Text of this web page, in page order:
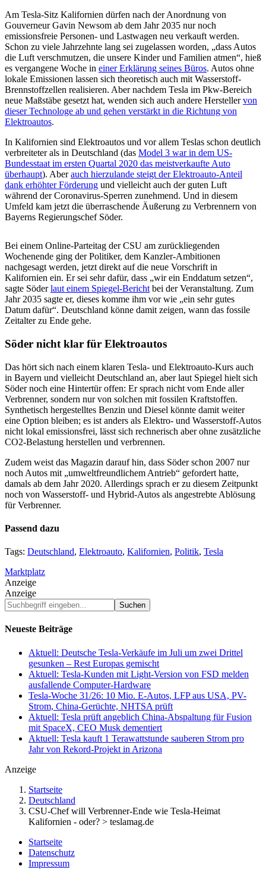
Am Tesla-Sitz Kalifornien dürfen nach der Anordnung von
Gouverneur Gavin Newsom ab dem Jahr 2035 nur noch
emissionsfreie Personen- und Lastwagen neu verkauft werden.
Schon zu viele Jahrzehnte lang sei zugelassen worden, „dass Autos
die Luft verschmutzen, die unsere Kinder und Familien atmen“, hieß
es vergangene Woche in einer Erklärung seines Büros. Autos ohne
lokale Emissionen lassen sich theoretisch auch mit Wasserstoff-
Brennstoffzellen realisieren. Aber nachdem Tesla im Pkw-Bereich
neue Maßstäbe gesetzt hat, wenden sich auch andere Herstellervon
dieser Technologe ab und gehen verstärkt in die Richtung von
Elektroautos.
In Kalifornien sind Elektroautos und vor allem Teslas schon deutlich
verbreiteter als in Deutschland (das Model 3 war in dem US-
Bundesstaat im ersten Quartal 2020 das meistverkaufte Auto
überhaupt). Aberauch hierzulande steigt der Elektroauto-Anteil
dank erhöhter Förderung und vielleicht auch der guten Luft
während der Coronavirus-Sperren zunehmend. Und in diesem
Umfeld kam jetzt die überraschende Äußerung zu Verbrennern von
Bayerns Regierungschef Söder.
Bei einem Online-Parteitag der CSU am zurückliegenden
Wochenende ging der Politiker, dem Kanzler-Ambitionen
nachgesagt werden, jetzt direkt auf die neue Vorschrift in
Kalifornien ein. Er sei sehr dafür, dass „wir ein Enddatum setzen“,
sagte Söderlaut einem Spiegel-Bericht bei der Veranstaltung. Zum
Jahr 2035 sagte er, dieses komme ihm vor wie „ein sehr gutes
Datum dafür“. Deutschland könne damit zeigen, wann das fossile
Zeitalter zu Ende gehe.
Söder nicht klar für Elektroautos
Das hört sich nach einem klaren Tesla- und Elektroauto-Kurs auch
in Bayern und vielleicht Deutschland an, aber laut Spiegel hielt sich
Söder noch eine Hintertür offen: Er sprach nicht vom Ende aller
Verbrenner, sondern nur von solchen mit fossilen Kraftstoffen.
Synthetisch hergestelltes Benzin und Diesel könnte damit weiter
eine Option bleiben; es ist anders als Elektro- und Wasserstoff-Autos
nicht lokal emissionsfrei, lässt sich rechnerisch aber ohne zusätzliche
CO2-Belastung herstellen und verbrennen.
Zudem weist das Magazin darauf hin, dass Söder schon 2007 nur
noch Autos mit „umweltfreundlichem Antrieb“ gefordert hatte,
damals ab dem Jahr 2020. Allerdings sprach er zu diesem Zeitpunkt
noch von Wasserstoff- und Hybrid-Autos als angestrebte Ablösung
für Verbrenner.
Passend dazu
Tags: Deutschland, Elektroauto, Kalifornien, Politik, Tesla
Marktplatz
Anzeige
Anzeige
Suchbegriff
eingeben...
Neueste Beiträge
Aktuell: Deutsche Tesla-Verkäufe im Juli um zwei Drittel
gesunken – Rest Europas gemischt
Aktuell: Tesla-Kunden mit Light-Version von FSD melden
ausfallende Computer-Hardware
Tesla-Woche 31/26: 10 Mio. E-Autos, LFP aus USA, PV-
Strom, China-Gerüchte, NHTSA prüft
Aktuell: Tesla prüft angeblich China-Abspaltung für Fusion
mit SpaceX, CEO Musk dementiert
Aktuell: Tesla kauft 1 Terawattstunde sauberen Strom pro
Jahr von Rekord-Projekt in Arizona
Anzeige
Startseite
Deutschland
CSU-Chef will Verbrenner-Ende wie Tesla-Heimat
Kalifornien - oder? > teslamag.de
Startseite
Datenschutz
Impressum